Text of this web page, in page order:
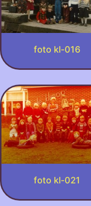
foto kl-016
foto kl-021